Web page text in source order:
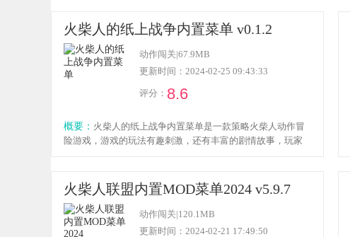
——每次消灭怪物都可能随机掉落不同功能的资源，这些资
源能帮助玩家更顺利地完成后续挑战，带来丰富的游戏乐
趣。游戏内还有多种任务可供自由选择，玩家可根据任务指
引规划行动路线与策略，从而高效达成各类目标，无需担心
过多意外状况。感兴趣的玩家不妨来体验一番！
火柴人的纸上战争内置菜单 v0.1.2
动作闯关|67.9MB
更新时间：2024-02-25 09:43:33
评分： 8.6
概要： 火柴人的纸上战争内置菜单是一款策略火柴人动作冒
险游戏，游戏的玩法有趣刺激，还有丰富的剧情故事，玩家
火柴人联盟内置MOD菜单2024 v5.9.7
动作闯关|120.1MB
更新时间：2024-02-21 17:49:50